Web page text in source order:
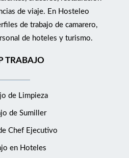
de viaje. En Hosteleo
de trabajo de camarero,
de hoteles y turismo.
TRABAJO
de Limpieza
de Sumiller
de Chef Ejecutivo
en Hoteles